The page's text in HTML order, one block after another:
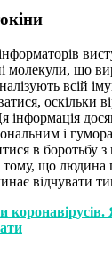
молекули, що
всій
інформація
і
в боротьбу з
тому, що людина
відчувати